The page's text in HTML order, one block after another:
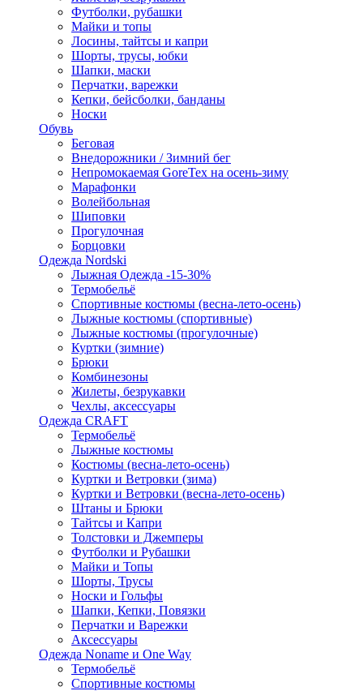
Футболки, рубашки
Майки и топы
Лосины, тайтсы и капри
Шорты, трусы, юбки
Шапки, маски
Перчатки, варежки
Кепки, бейсболки, банданы
Носки
Обувь
Беговая
Внедорожники / Зимний бег
Непромокаемая GoreTex на осень-зиму
Марафонки
Волейбольная
Шиповки
Прогулочная
Борцовки
Одежда Nordski
Лыжная Одежда -15-30%
Термобельё
Спортивные костюмы (весна-лето-осень)
Лыжные костюмы (спортивные)
Лыжные костюмы (прогулочные)
Куртки (зимние)
Брюки
Комбинезоны
Жилеты, безрукавки
Чехлы, аксессуары
Одежда CRAFT
Термобельё
Лыжные костюмы
Костюмы (весна-лето-осень)
Куртки и Ветровки (зима)
Куртки и Ветровки (весна-лето-осень)
Штаны и Брюки
Тайтсы и Капри
Толстовки и Джемперы
Футболки и Рубашки
Майки и Топы
Шорты, Трусы
Носки и Гольфы
Шапки, Кепки, Повязки
Перчатки и Варежки
Аксессуары
Одежда Noname и One Way
Термобельё
Спортивные костюмы